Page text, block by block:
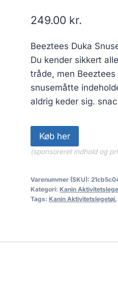
249.00 kr.
Beeztees Duka
Du kender sikkert
tråde, men
snusemåtte
aldrig keder sig.
Køb her
(sponsoreret indhold og
Varenummer (SKU):
Kategori: Kanin
Tags: Kanin Aktivitetslegetøj,